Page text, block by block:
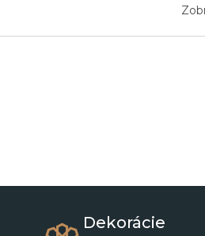
Dekorácie